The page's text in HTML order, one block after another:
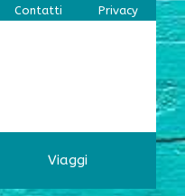
Contatti Privacy
Viaggi